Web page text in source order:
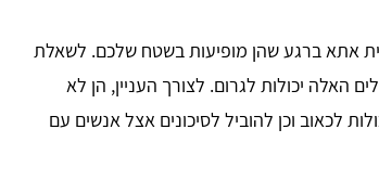
אתא ברגע שהן מופיעות בשטח שלכם. לשאלת
האלה יכולות לגרום. לצורך העניין, הן לא
לכאוב וכן להוביל לסיכונים אצל אנשים עם